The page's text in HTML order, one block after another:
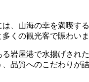
、山海の幸を満喫す
くの観光客で賑わいま
岩屋港で水揚げさ
品質へのこだわりが詰